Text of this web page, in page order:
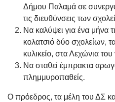
Δήμου Παλαμά σε
τις διευθύνσεις των
Να καλύψει για ένα μήνα
κολατσιό δύο σχολείων,
κυλικείο, στα Λεχώνια
Να σταθεί έμπρακτα
πλημμυροπαθείς.
Ο πρόεδρος, τα μέλη του ΔΣ